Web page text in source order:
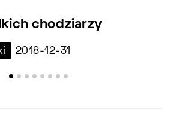
chodziarzy
2018-12-31